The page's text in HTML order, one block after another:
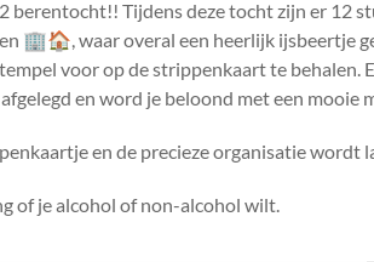
berentocht!! Tijdens deze tocht zijn er 12
🏢🏠, waar overal een heerlijk
voor op de strippenkaart te behalen.
en word je beloond met een mooie
en de precieze organisatie wordt
of je alcohol of non-alcohol wilt.